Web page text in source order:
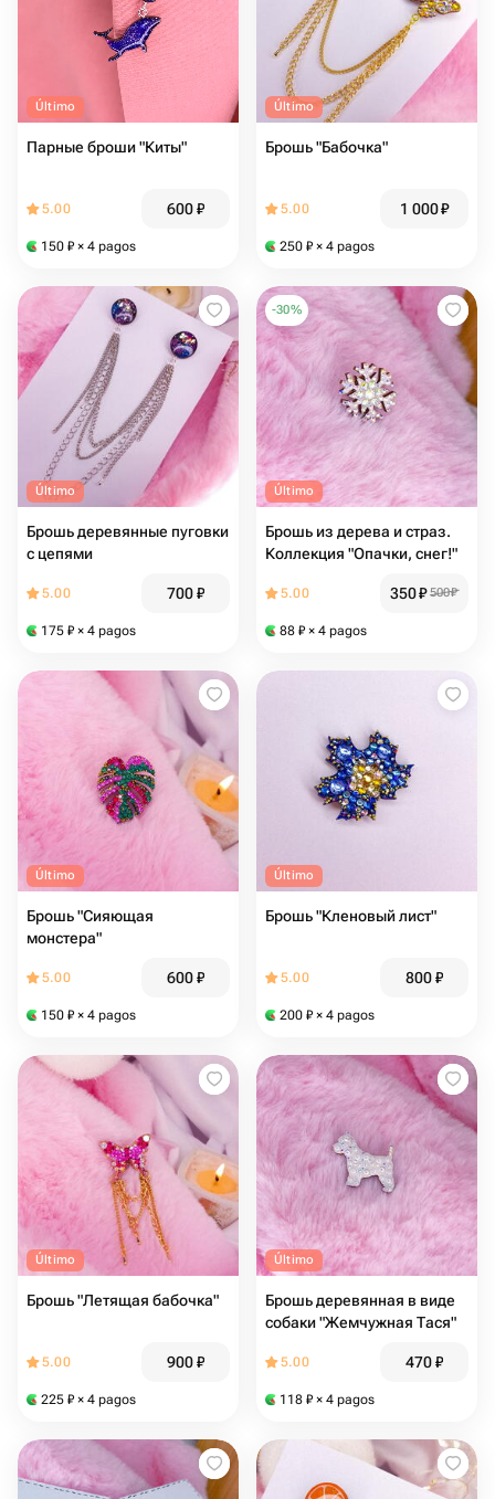
Último
Парные броши "Киты"
5.00 600₽
150 ₽ × 4 pagos
Último
Брошь "Бабочка"
5.00 1 000₽
250 ₽ × 4 pagos
Último
Брошь деревянные пуговки
с цепями
5.00 700₽
175 ₽ × 4 pagos
-30%
Último
Брошь из дерева и страз.
Коллекция "Опачки, снег!"
5.00 350₽ 500₽
88 ₽ × 4 pagos
Último
Брошь "Сияющая
монстера"
5.00 600₽
150 ₽ × 4 pagos
Último
Брошь "Кленовый лист"
5.00 800₽
200 ₽ × 4 pagos
Último
Брошь "Летящая бабочка"
5.00 900₽
225 ₽ × 4 pagos
Último
Брошь деревянная в виде
собаки "Жемчужная Тася"
5.00 470₽
118 ₽ × 4 pagos